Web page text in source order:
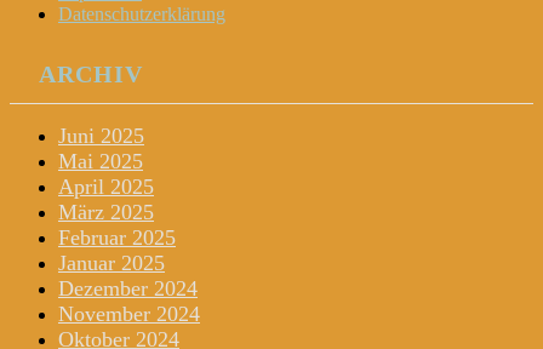
Datenschutzerklärung
ARCHIV
Juni 2025
Mai 2025
April 2025
März 2025
Februar 2025
Januar 2025
Dezember 2024
November 2024
Oktober 2024